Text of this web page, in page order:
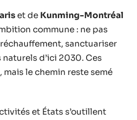
et de Kunming-Montréal
commune : ne pas
sanctuariser
naturels d’ici 2030. Ces
mais le chemin reste semé
et États s’outillent